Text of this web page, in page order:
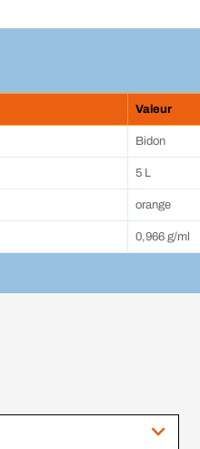
Valeur
Bidon
5 L
orange
0,966 g/ml